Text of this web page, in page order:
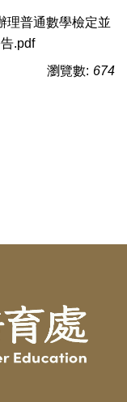
理普通數學檢定並
.pdf
瀏覽數: 674